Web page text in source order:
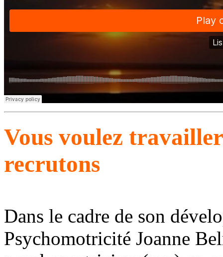
Vous voulez
recrutons
Dans le cadre de son
Psychomotricité Joanne